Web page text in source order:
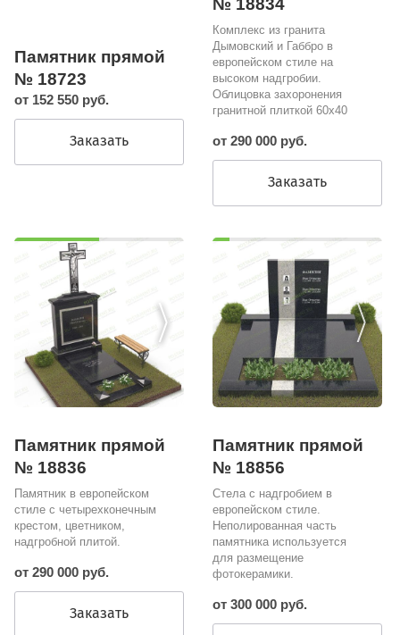
Памятник прямой
№ 18723
от 152 550 руб.
Заказать
Комплекс из гранита
Дымовский и Габбро в
европейском стиле на
высоком надгробии.
Облицовка захоронения
гранитной плиткой 60х40
от 290 000 руб.
Заказать
Памятник прямой
№ 18836
Памятник в европейском
стиле с четырехконечным
крестом, цветником,
надгробной плитой.
от 290 000 руб.
Заказать
Памятник прямой
№ 18856
Стела с надгробием в
европейском стиле.
Неполированная часть
памятника используется
для размещение
фотокерамики.
от 300 000 руб.